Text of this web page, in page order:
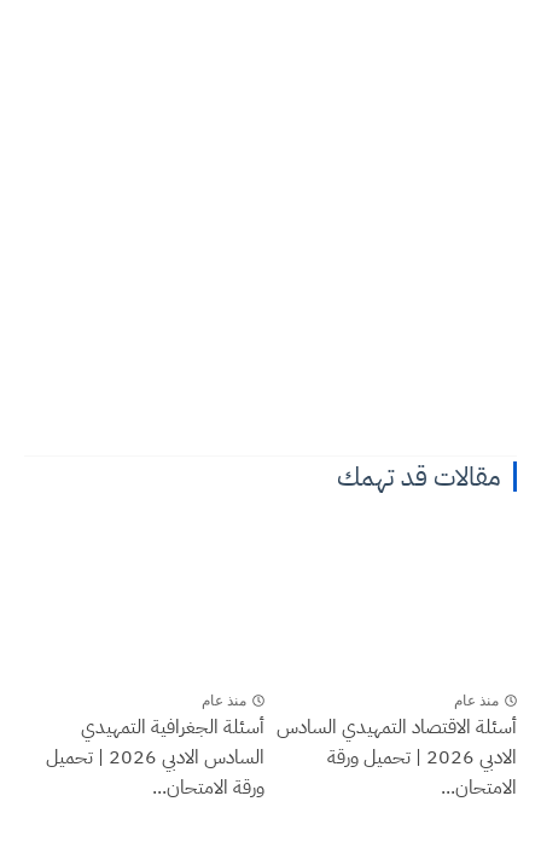
مقالات قد تهمك
منذ عام
أسئلة الاقتصاد التمهيدي السادس
الادبي 2026 | تحميل ورقة
الامتحان...
منذ عام
أسئلة الجغرافية التمهيدي
السادس الادبي 2026 | تحميل
ورقة الامتحان...